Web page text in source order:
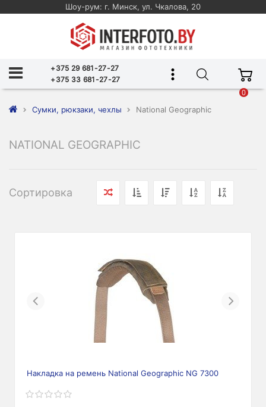
Шоу-рум: г. Минск, ул. Чкалова, 20
+375 29 681-27-27
+375 33 681-27-27
0
Сумки, рюкзаки, чехлы National Geographic
NATIONAL GEOGRAPHIC
Сортировка
Previous Next
Накладка на ремень National Geographic NG 7300